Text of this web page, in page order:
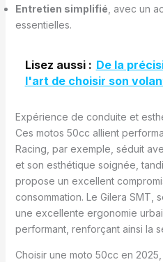
Entretien simplifié , avec un
essentielles.
Lisez aussi : De la
l'art de choisir son
Expérience de conduite et
Ces motos 50cc allient
Racing, par exemple, séduit
et son esthétique soignée,
propose un excellent
consommation. Le Gilera SMT,
une excellente ergonomie
performant, renforçant ainsi la
Choisir une moto 50cc en